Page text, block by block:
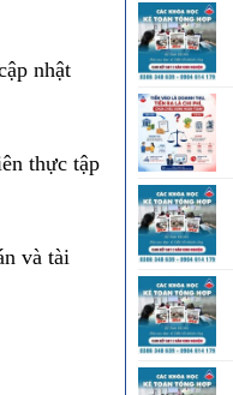
nhật
thực tập
và tài